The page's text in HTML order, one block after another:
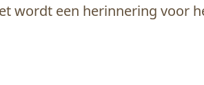
een herinnering voor